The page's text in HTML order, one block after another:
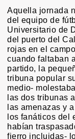
Aquella jornada
del equipo de
Universitario de
del puerto del
rojas en el
cuando faltaban
partido, la
tribuna popular
medio-
las dos tribunas
las amenazas y
los fanáticos del
habían
fierro incluidas-